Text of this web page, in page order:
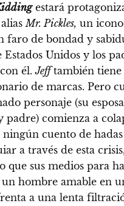
estará
alias Mr. Pickles, un
faro de bondad y
Estados Unidos y los
él.Jefftambién
de marcas. Pero
personaje (su
padre) comienza a
cuento de
a través de esta
que sus medios para
un hombre amable en
a una lenta